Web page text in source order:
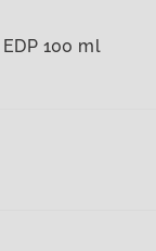
100 ml